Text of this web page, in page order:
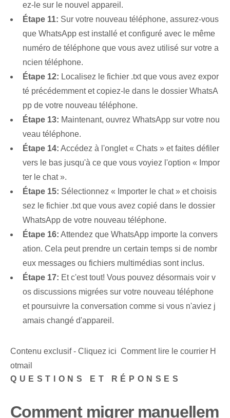
ez-le sur le nouvel appareil.
Étape 11: Sur votre nouveau téléphone, assurez-vous
que WhatsApp est installé et configuré avec le même
numéro de téléphone que vous avez utilisé sur votre a
ncien téléphone.
Étape 12: Localisez le fichier .txt que vous avez expor
té précédemment et copiez-le dans le dossier WhatsA
pp de votre nouveau téléphone.
Étape 13: Maintenant, ouvrez WhatsApp sur votre nou
veau téléphone.
Étape 14: Accédez à l'onglet « Chats » et faites défiler
vers le bas jusqu'à ce que vous voyiez l'option « Impor
ter le chat ».
Étape 15: Sélectionnez « Importer le chat » et choisis
sez le fichier .txt que vous avez copié dans le dossier
WhatsApp de votre nouveau téléphone.
Étape 16: Attendez que WhatsApp⁢ importe la convers
ation. Cela peut prendre un certain temps si de nombr
eux messages ou fichiers multimédias sont inclus.
Étape 17: Et c'est tout! Vous pouvez désormais voir v
os discussions migrées⁤ sur votre nouveau téléphone
et poursuivre la conversation comme si vous n'aviez j
amais changé d'appareil.
Contenu exclusif - Cliquez ici Comment lire le courrier H
otmail
QUESTIONS ET RÉPONSES
Comment migrer manuellem